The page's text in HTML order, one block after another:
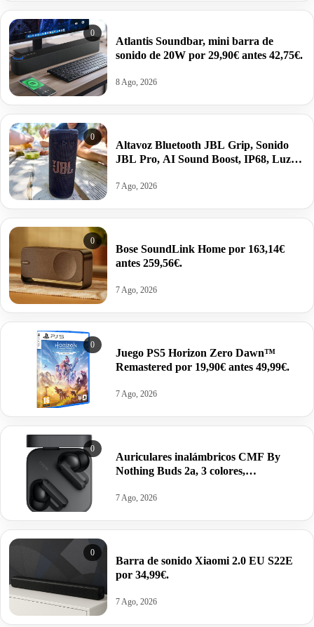
0
Atlantis Soundbar, mini barra de
sonido de 20W por 29,90€ antes 42,75€.
8 Ago, 2026
0
Altavoz Bluetooth JBL Grip, Sonido
JBL Pro, AI Sound Boost, IP68, Luz
antes 99,99€.
7 Ago, 2026
0
Bose SoundLink Home por 163,14€
antes 259,56€.
7 Ago, 2026
0
Juego PS5 Horizon Zero Dawn™
Remastered por 19,90€ antes 49,99€.
7 Ago, 2026
0
Auriculares inalámbricos CMF By
Nothing Buds 2a, 3 colores,
autonomía, 4micrófonos HD por 21,61€
7 Ago, 2026
0
Barra de sonido Xiaomi 2.0 EU S22E
por 34,99€.
7 Ago, 2026